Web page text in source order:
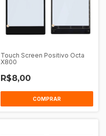
Touch Screen Positivo Octa
X800
R$8,00
COMPRAR